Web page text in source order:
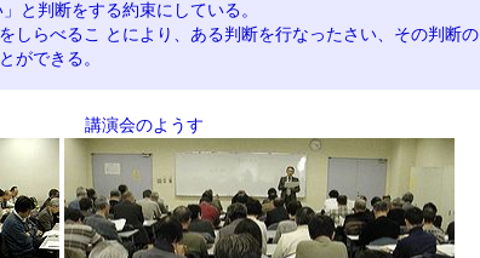
と判断をする約束にしている。
しらべるこ とにより、ある判断を行なったさい、その判断の
ができる。
講演会のようす